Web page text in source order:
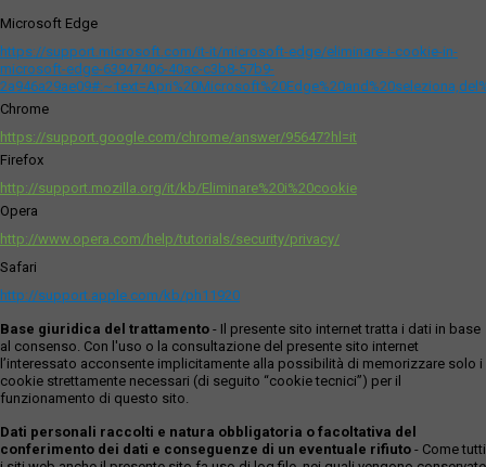
Microsoft Edge
https://support.microsoft.com/it-it/microsoft-edge/eliminare-i-cookie-in-
microsoft-edge-63947406-40ac-c3b8-57b9-
Chrome
https://support.google.com/chrome/answer/95647?hl=it
Firefox
http://support.mozilla.org/it/kb/Eliminare%20i%20cookie
Opera
http://www.opera.com/help/tutorials/security/privacy/
Safari
http://support.apple.com/kb/ph11920
Base giuridica del trattamento - Il presente sito internet tratta i dati in base
al consenso. Con l'uso o la consultazione del presente sito internet
l’interessato acconsente implicitamente alla possibilità di memorizzare solo i
cookie strettamente necessari (di seguito “cookie tecnici”) per il
funzionamento di questo sito.
Dati personali raccolti e natura obbligatoria o facoltativa del
conferimento dei dati e conseguenze di un eventuale rifiuto - Come tutti